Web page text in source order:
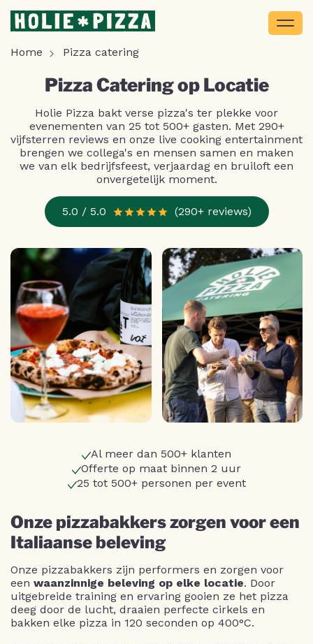
Home Pizza catering
Pizza Catering op Locatie
Holie Pizza bakt verse pizza's ter plekke voor
evenementen van 25 tot 500+ gasten. Met 290+
vijfsterren reviews en onze live cooking entertainment
brengen we collega's en mensen samen en maken
we van elk bedrijfsfeest, verjaardag en bruiloft een
onvergetelijk moment.
5.0 / 5.0 (290+ reviews)
Al meer dan 500+ klanten
Offerte op maat binnen 2 uur
25 tot 500+ personen per event
Onze pizzabakkers zorgen voor een
Italiaanse beleving
Onze pizzabakkers zijn performers en zorgen voor
een waanzinnige beleving op elke locatie. Door
uitgebreide training en ervaring gooien ze het pizza
deeg door de lucht, draaien perfecte cirkels en
bakken elke pizza in 120 seconden op 400°C.